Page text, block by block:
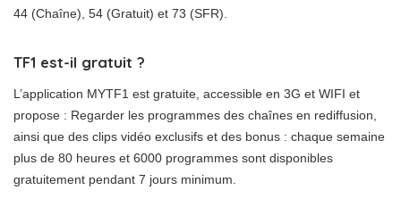
44 (Chaîne), 54 (Gratuit) et 73 (SFR).
TF1 est-il gratuit ?
L’application MYTF1 est gratuite, accessible en 3G et WIFI et
propose : Regarder les programmes des chaînes en rediffusion,
ainsi que des clips vidéo exclusifs et des bonus : chaque semaine
plus de 80 heures et 6000 programmes sont disponibles
gratuitement pendant 7 jours minimum.